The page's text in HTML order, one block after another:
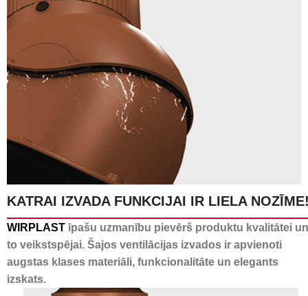
24 kanāli kondensāta
novadīšanai
KATRAI IZVADA FUNKCIJAI IR LIELA
WIRPLAST īpašu uzmanību pievērš produktu kvalitātei un
to veikstspējai. Šajos ventilācijas izvados ir apvienoti
augstas klases materiāli, funkcionalitāte un elegants
izskats.